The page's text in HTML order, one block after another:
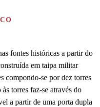
fontes históricas a partir do
em taipa militar
compondo-se por dez torres
torres faz-se através do
a partir de uma porta dupla